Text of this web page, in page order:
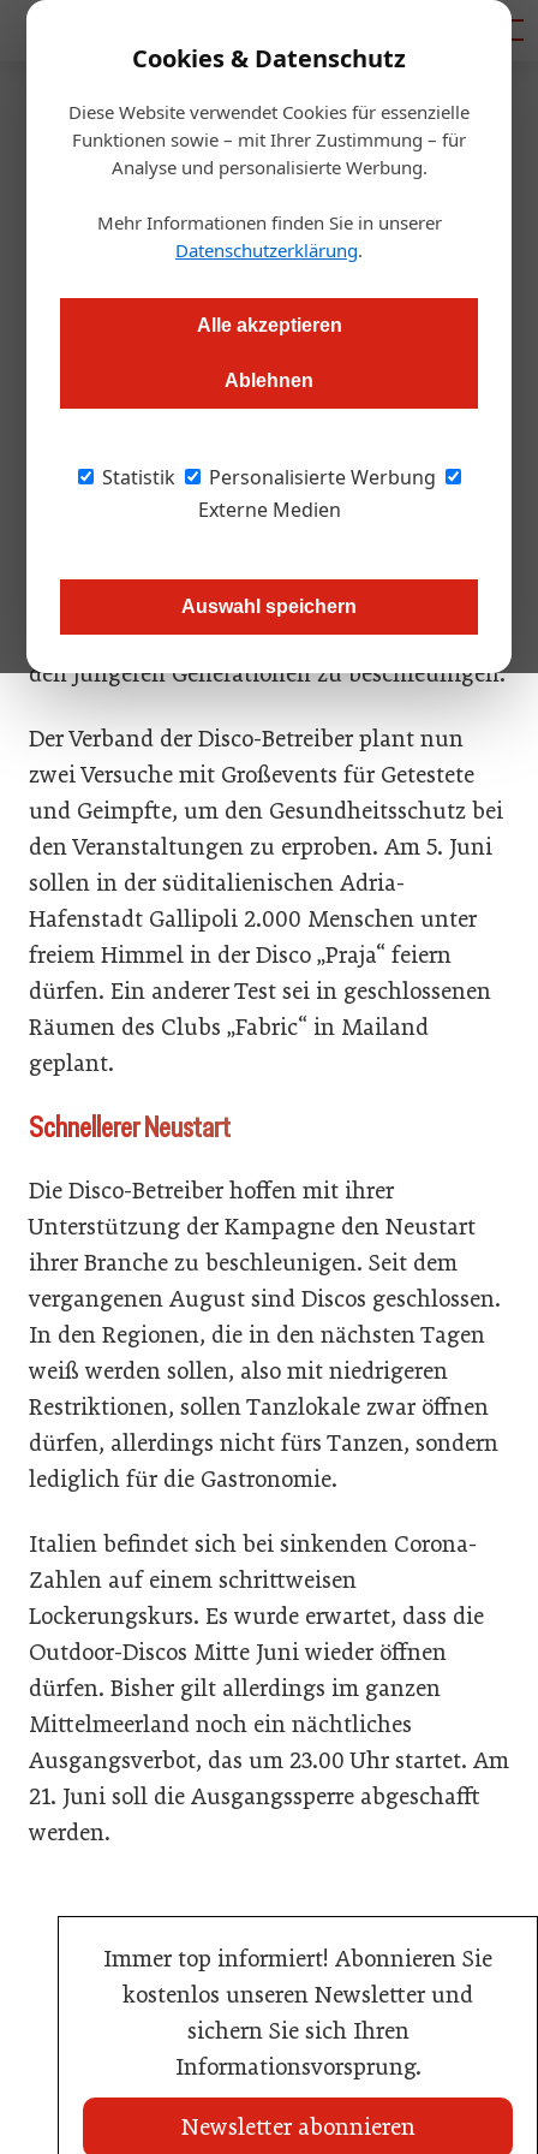
Cookies & Datenschutz
Diese Website verwendet Cookies für essenzielle
Funktionen sowie – mit Ihrer Zustimmung – für
Analyse und personalisierte Werbung.
Mehr Informationen finden Sie in unserer
Datenschutzerklärung.
Alle akzeptieren
Ablehnen
Statistik
Personalisierte Werbung
Externe Medien
Auswahl speichern
Startseite/Gastro & Hotel
Italien prüft Impfung in Discos
APA – Austria Presse Agentur / Redaktion 28.05.2021, 10:37 Uhr
Italien will Jugendliche in Diskotheken impfen. Die Regierung
Kampagne zuständige Regierungskommissar
Jugendliche direkt geimpft werden können.
Dies sei wichtig, um die Impfkampagne unter
den jüngeren Generationen zu beschleunigen.
Der Verband der Disco-Betreiber plant nun
zwei Versuche mit Großevents für Getestete
und Geimpfte, um den Gesundheitsschutz bei
den Veranstaltungen zu erproben. Am 5. Juni
sollen in der süditalienischen Adria-
Hafenstadt Gallipoli 2.000 Menschen unter
freiem Himmel in der Disco „Praja“ feiern
dürfen. Ein anderer Test sei in geschlossenen
Räumen des Clubs „Fabric“ in Mailand
geplant.
Schnellerer Neustart
Die Disco-Betreiber hoffen mit ihrer
Unterstützung der Kampagne den Neustart
ihrer Branche zu beschleunigen. Seit dem
vergangenen August sind Discos geschlossen.
In den Regionen, die in den nächsten Tagen
weiß werden sollen, also mit niedrigeren
Restriktionen, sollen Tanzlokale zwar öffnen
dürfen, allerdings nicht fürs Tanzen, sondern
lediglich für die Gastronomie.
Italien befindet sich bei sinkenden Corona-
Zahlen auf einem schrittweisen
Lockerungskurs. Es wurde erwartet, dass die
Outdoor-Discos Mitte Juni wieder öffnen
dürfen. Bisher gilt allerdings im ganzen
Mittelmeerland noch ein nächtliches
Ausgangsverbot, das um 23.00 Uhr startet. Am
21. Juni soll die Ausgangssperre abgeschafft
werden.
Immer top informiert! Abonnieren Sie
kostenlos unseren Newsletter und
sichern Sie sich Ihren
Informationsvorsprung.
Newsletter abonnieren